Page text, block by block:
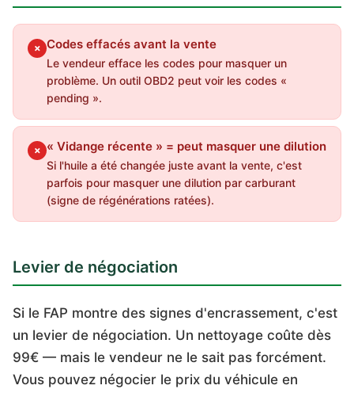
✗ Codes effacés avant la vente
Le vendeur efface les codes pour masquer un
problème. Un outil OBD2 peut voir les codes «
pending ».
✗ « Vidange récente » = peut masquer une dilution
Si l'huile a été changée juste avant la vente, c'est
parfois pour masquer une dilution par carburant
(signe de régénérations ratées).
Levier de négociation
Si le FAP montre des signes d'encrassement, c'est
un levier de négociation. Un nettoyage coûte dès
99€ — mais le vendeur ne le sait pas forcément.
Vous pouvez négocier le prix du véhicule en